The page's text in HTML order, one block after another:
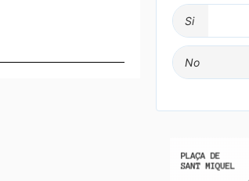
[Amb vídeos]
acompanyada
Si
No